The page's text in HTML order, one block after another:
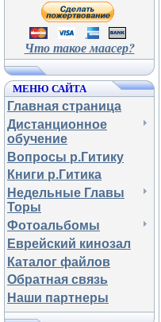
Что такое маасер?
МЕНЮ САЙТА
Главная страница
Дистанционное
обучение
Вопросы р.Гитику
Книги р.Гитика
Недельные Главы
Торы
Фотоальбомы
Еврейский кинозал
Каталог файлов
Обратная связь
Наши партнеры